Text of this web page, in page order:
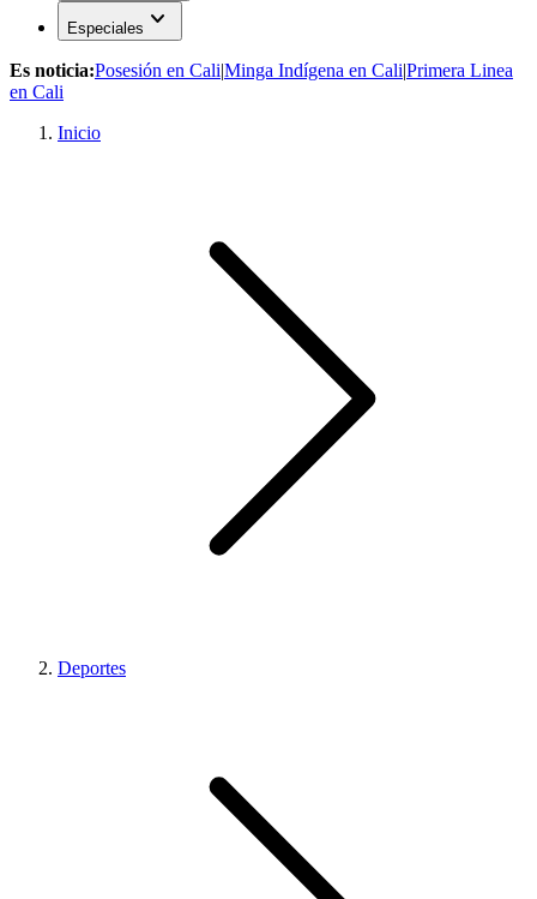
Especiales expand_more
Es noticia:Posesión en Cali|Minga Indígena en Cali|Primera Linea
en Cali
Inicio
Deportes